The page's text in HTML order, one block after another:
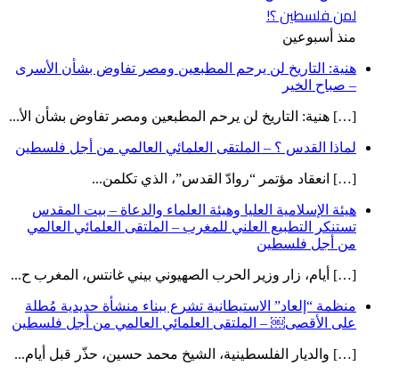
لمن فلسطين ؟!
منذ أسبوعين
هنية: التاريخ لن يرحم المطبعين ومصر تفاوض بشأن الأسرى
– صباح الخير
[…] هنية: التاريخ لن يرحم المطبعين ومصر تفاوض بشأن الأ...
لماذا القدس ؟ – الملتقى العلمائي العالمي من أجل فلسطين
[…] انعقاد مؤتمر “روادّ القدس”، الذي تكلمن...
هيئة الإسلامية العليا وهيئة العلماء والدعاة – بيت المقدس
تستنكر التطبيع العلني للمغرب – الملتقى العلمائي العالمي
من أجل فلسطين
[…] أيام، زار وزير الحرب الصهيوني بيني غانتس، المغرب ح...
منظمة “إلعاد” الاستيطانية تشرع ببناء منشأة حديدية مُطلة
على الأقصى￼ – الملتقى العلمائي العالمي من أجل فلسطين
[…] والديار الفلسطينية، الشيخ محمد حسين، حذّر قبل أيام...